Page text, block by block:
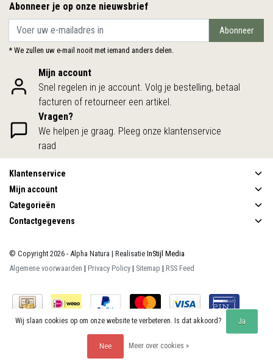
Abonneer je op onze nieuwsbrief
Abonneer
* We zullen uw e-mail nooit met iemand anders delen.
Mijn account
Snel regelen in je account. Volg je bestelling, betaal
facturen of retourneer een artikel.
Vragen?
We helpen je graag. Pleeg onze klantenservice
raad
Klantenservice
Mijn account
Categorieën
Contactgegevens
© Copyright 2026 - Alpha Natura | Realisatie InStijl Media
Algemene voorwaarden | Privacy Policy | Sitemap | RSS Feed
Wij slaan cookies op om onze website te verbeteren. Is dat akkoord? Ja
Nee Meer over cookies »